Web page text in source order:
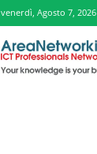
venerdì, Agosto 7, 2026